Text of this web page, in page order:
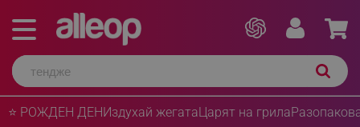
⭐ РОЖДЕН ДЕНИздухай жегатаЦарят на грила